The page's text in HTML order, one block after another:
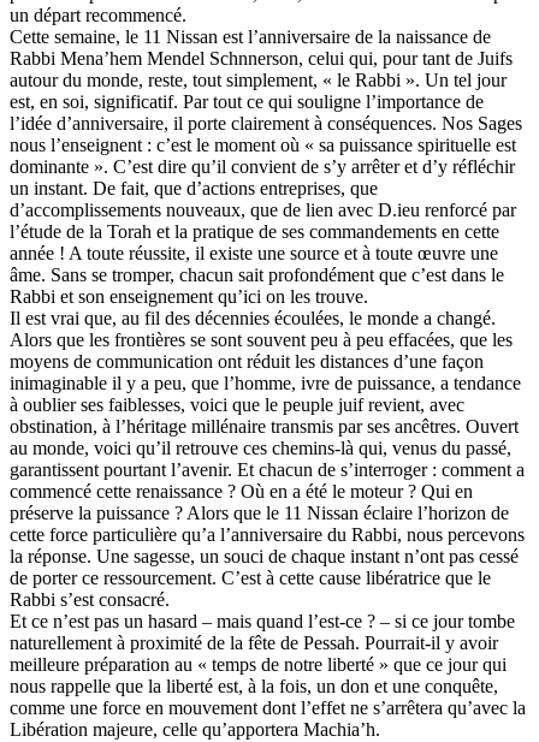
un départ recommencé.
Cette semaine, le 11 Nissan est l’anniversaire de la naissance de
Rabbi Mena’hem Mendel Schnnerson, celui qui, pour tant de Juifs
autour du monde, reste, tout simplement, « le Rabbi ». Un tel jour
est, en soi, significatif. Par tout ce qui souligne l’importance de
l’idée d’anniversaire, il porte clairement à conséquences. Nos Sages
nous l’enseignent : c’est le moment où « sa puissance spirituelle est
dominante ». C’est dire qu’il convient de s’y arrêter et d’y réfléchir
un instant. De fait, que d’actions entreprises, que
d’accomplissements nouveaux, que de lien avec D.ieu renforcé par
l’étude de la Torah et la pratique de ses commandements en cette
année ! A toute réussite, il existe une source et à toute œuvre une
âme. Sans se tromper, chacun sait profondément que c’est dans le
Rabbi et son enseignement qu’ici on les trouve.
Il est vrai que, au fil des décennies écoulées, le monde a changé.
Alors que les frontières se sont souvent peu à peu effacées, que les
moyens de communication ont réduit les distances d’une façon
inimaginable il y a peu, que l’homme, ivre de puissance, a tendance
à oublier ses faiblesses, voici que le peuple juif revient, avec
obstination, à l’héritage millénaire transmis par ses ancêtres. Ouvert
au monde, voici qu’il retrouve ces chemins-là qui, venus du passé,
garantissent pourtant l’avenir. Et chacun de s’interroger : comment a
commencé cette renaissance ? Où en a été le moteur ? Qui en
préserve la puissance ? Alors que le 11 Nissan éclaire l’horizon de
cette force particulière qu’a l’anniversaire du Rabbi, nous percevons
la réponse. Une sagesse, un souci de chaque instant n’ont pas cessé
de porter ce ressourcement. C’est à cette cause libératrice que le
Rabbi s’est consacré.
Et ce n’est pas un hasard – mais quand l’est-ce ? – si ce jour tombe
naturellement à proximité de la fête de Pessah. Pourrait-il y avoir
meilleure préparation au « temps de notre liberté » que ce jour qui
nous rappelle que la liberté est, à la fois, un don et une conquête,
comme une force en mouvement dont l’effet ne s’arrêtera qu’avec la
Libération majeure, celle qu’apportera Machia’h.